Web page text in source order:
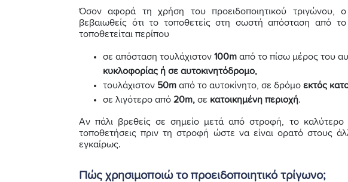
Όσον αφορά τη χρήση του προειδοποιητικού τριγώνου, ο
βεβαιωθείς ότι το τοποθετείς στη σωστή απόσταση από
τοποθετείται περίπου
σε απόσταση τουλάχιστον 100m από το πίσω μέρος του
κυκλοφορίας ή σε αυτοκινητόδρομο,
τουλάχιστον 50m από το αυτοκίνητο, σε δρόμο εκτός
σε λιγότερο από 20m, σε κατοικημένη περιοχή.
Αν πάλι βρεθείς σε σημείο μετά από στροφή, το καλύτερο
τοποθετήσεις πριν τη στροφή ώστε να είναι ορατό στους
εγκαίρως.
Πώς χρησιμοποιώ το προειδοποιητικό τρίγωνο;